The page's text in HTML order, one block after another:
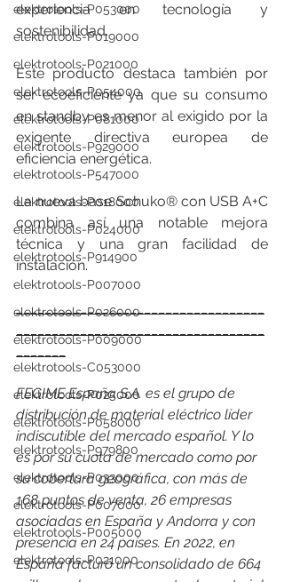
elektrotools-P053000
elektrotools-P019000
elektrotools-P021000
elektrotools-P054000
elektrotools-P081000
elektrotools-P929000
elektrotools-P547000
elektrotools-P018000
elektrotools-P024000
elektrotools-P914900
elektrotools-P007000
elektrotools-P026000
elektrotools-P009000
elektrotools-C053000
elektrotools-P025000
elektrotools-P058000
elektrotools-P979800
elektrotools-P033000
elektrotools-P007000
elektrotools-P005000
elektrotools-P021000
experiencia en tecnología y
sostenibilidad.
Este producto destaca también por
ser ecoeficiente ya que su consumo
en standby es menor al exigido por la
exigente directiva europea de
eficiencia energética.
La nueva base Schuko® con USB A+C
combina así una notable mejora
técnica y una gran facilidad de
instalación.
___________________________________
FEGIME España S.A. es el grupo de
distribución de material eléctrico líder
indiscutible del mercado español. Y lo
es por su cuota de mercado como por
su cobertura geográfica, con más de
168 puntos de venta, 26 empresas
asociadas en España y Andorra y con
presencia en 24 países. En 2022, en
España facturó un consolidado de 664